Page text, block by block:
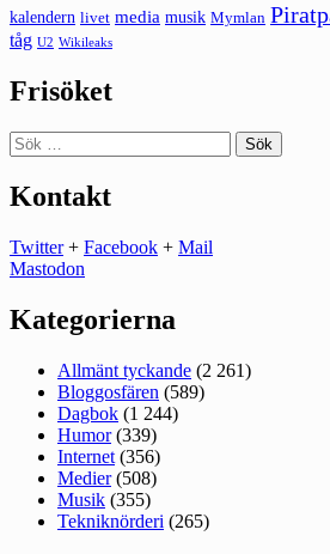
kalendern livet media musik Mymlan
tåg U2 Wikileaks
Frisöket
Sök
efter:
Kontakt
Twitter+ Facebook + Mail
Mastodon
Kategorierna
Allmänt tyckande (2 261)
Bloggosfären (589)
Dagbok (1 244)
Humor(339)
Internet (356)
Medier(508)
Musik (355)
Tekniknörderi (265)